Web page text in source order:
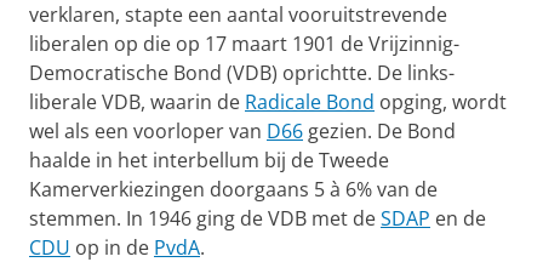
verklaren, stapte een aantal vooruitstrevende
liberalen op die op 17 maart 1901 de Vrijzinnig-
Democratische Bond (VDB) oprichtte. De links-
liberale VDB, waarin de Radicale Bond opging, wordt
wel als een voorloper van D66 gezien. De Bond
haalde in het interbellum bij de Tweede
Kamerverkiezingen doorgaans 5 à 6% van de
stemmen. In 1946 ging de VDB met deSDAP en de
CDU op in de PvdA.